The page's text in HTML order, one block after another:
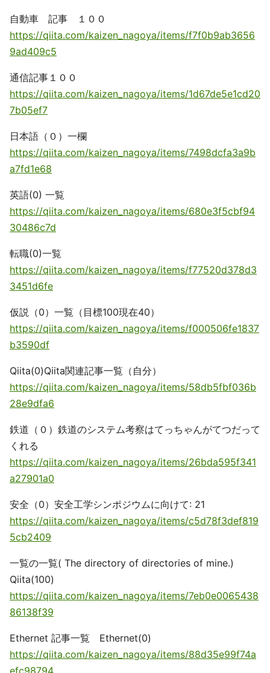
自動車 記事 １００
https://qiita.com/kaizen_nagoya/items/f7f0b9ab3656
9ad409c5
通信記事１００
https://qiita.com/kaizen_nagoya/items/1d67de5e1cd20
7b05ef7
日本語（０）一欄
https://qiita.com/kaizen_nagoya/items/7498dcfa3a9b
a7fd1e68
英語(0) 一覧
https://qiita.com/kaizen_nagoya/items/680e3f5cbf94
30486c7d
転職(0)一覧
https://qiita.com/kaizen_nagoya/items/f77520d378d3
3451d6fe
仮説（0）一覧（目標100現在40）
https://qiita.com/kaizen_nagoya/items/f000506fe1837
b3590df
Qiita(0)Qiita関連記事一覧（自分）
https://qiita.com/kaizen_nagoya/items/58db5fbf036b
28e9dfa6
鉄道（０）鉄道のシステム考察はてっちゃんがてつだって
くれる
https://qiita.com/kaizen_nagoya/items/26bda595f341
a27901a0
安全（0）安全工学シンポジウムに向けて: 21
https://qiita.com/kaizen_nagoya/items/c5d78f3def819
5cb2409
一覧の一覧( The directory of directories of mine.)
Qiita(100)
https://qiita.com/kaizen_nagoya/items/7eb0e0065438
86138f39
Ethernet 記事一覧 Ethernet(0)
https://qiita.com/kaizen_nagoya/items/88d35e99f74a